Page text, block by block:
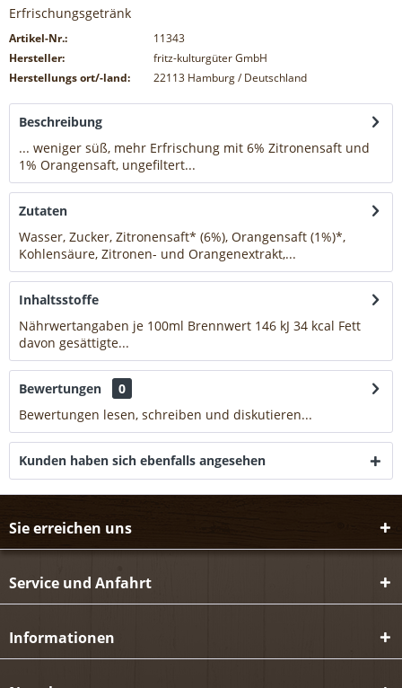
Erfrischungsgetränk
Artikel-Nr.:
11343
Hersteller:
fritz-kulturgüter GmbH
Herstellungs ort/-land:
22113 Hamburg / Deutschland
Beschreibung
... weniger süß, mehr Erfrischung mit 6% Zitronensaft und
1% Orangensaft, ungefiltert...
Zutaten
Wasser, Zucker, Zitronensaft* (6%), Orangensaft (1%)*,
Kohlensäure, Zitronen- und Orangenextrakt,...
Inhaltsstoffe
Nährwertangaben je 100ml Brennwert 146 kJ 34 kcal Fett
davon gesättigte...
Bewertungen
0
Bewertungen lesen, schreiben und diskutieren...
Kunden haben sich ebenfalls angesehen
Sie erreichen uns
Service und Anfahrt
Informationen